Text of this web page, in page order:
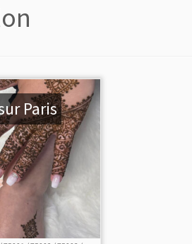
Paris